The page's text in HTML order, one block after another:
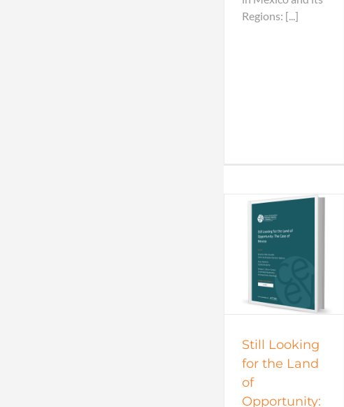
Regions: [...]
Still Looking
for the Land
of
Opportunity:
Reportes de política